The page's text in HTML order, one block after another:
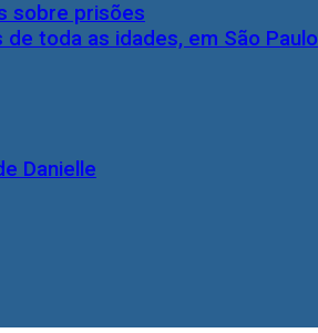
toda as idades, em São Paulo
Danielle
sobre prisões